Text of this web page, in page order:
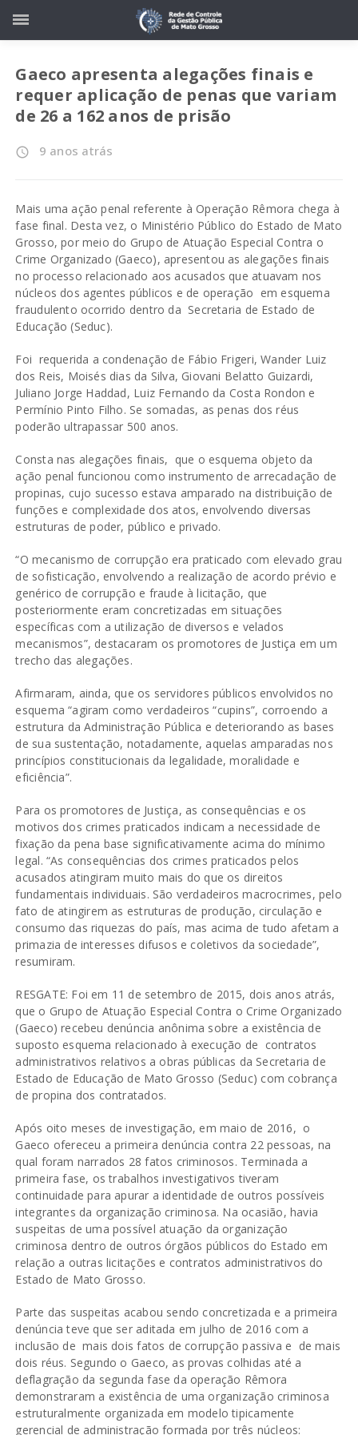
Gaeco apresenta alegações finais e
requer aplicação de penas que variam
de 26 a 162 anos de prisão
access_time 9 anos atrás
Mais uma ação penal referente à Operação Rêmora chega à
fase final. Desta vez, o Ministério Público do Estado de Mato
Grosso, por meio do Grupo de Atuação Especial Contra o
Crime Organizado (Gaeco), apresentou as alegações finais
no processo relacionado aos acusados que atuavam nos
núcleos dos agentes públicos e de operação em esquema
fraudulento ocorrido dentro da Secretaria de Estado de
Educação (Seduc).
Foi requerida a condenação de Fábio Frigeri, Wander Luiz
dos Reis, Moisés dias da Silva, Giovani Belatto Guizardi,
Juliano Jorge Haddad, Luiz Fernando da Costa Rondon e
Permínio Pinto Filho. Se somadas, as penas dos réus
poderão ultrapassar 500 anos.
Consta nas alegações finais, que o esquema objeto da
ação penal funcionou como instrumento de arrecadação de
propinas, cujo sucesso estava amparado na distribuição de
funções e complexidade dos atos, envolvendo diversas
estruturas de poder, público e privado.
“O mecanismo de corrupção era praticado com elevado grau
de sofisticação, envolvendo a realização de acordo prévio e
genérico de corrupção e fraude à licitação, que
posteriormente eram concretizadas em situações
específicas com a utilização de diversos e velados
mecanismos”, destacaram os promotores de Justiça em um
trecho das alegações.
Afirmaram, ainda, que os servidores públicos envolvidos no
esquema “agiram como verdadeiros “cupins”, corroendo a
estrutura da Administração Pública e deteriorando as bases
de sua sustentação, notadamente, aquelas amparadas nos
princípios constitucionais da legalidade, moralidade e
eficiência”.
Para os promotores de Justiça, as consequências e os
motivos dos crimes praticados indicam a necessidade de
fixação da pena base significativamente acima do mínimo
legal. “As consequências dos crimes praticados pelos
acusados atingiram muito mais do que os direitos
fundamentais individuais. São verdadeiros macrocrimes, pelo
fato de atingirem as estruturas de produção, circulação e
consumo das riquezas do país, mas acima de tudo afetam a
primazia de interesses difusos e coletivos da sociedade”,
resumiram.
RESGATE: Foi em 11 de setembro de 2015, dois anos atrás,
que o Grupo de Atuação Especial Contra o Crime Organizado
(Gaeco) recebeu denúncia anônima sobre a existência de
suposto esquema relacionado à execução de contratos
administrativos relativos a obras públicas da Secretaria de
Estado de Educação de Mato Grosso (Seduc) com cobrança
de propina dos contratados.
Após oito meses de investigação, em maio de 2016, o
Gaeco ofereceu a primeira denúncia contra 22 pessoas, na
qual foram narrados 28 fatos criminosos. Terminada a
primeira fase, os trabalhos investigativos tiveram
continuidade para apurar a identidade de outros possíveis
integrantes da organização criminosa. Na ocasião, havia
suspeitas de uma possível atuação da organização
criminosa dentro de outros órgãos públicos do Estado em
relação a outras licitações e contratos administrativos do
Estado de Mato Grosso.
Parte das suspeitas acabou sendo concretizada e a primeira
denúncia teve que ser aditada em julho de 2016 com a
inclusão de mais dois fatos de corrupção passiva e de mais
dois réus. Segundo o Gaeco, as provas colhidas até a
deflagração da segunda fase da operação Rêmora
demonstraram a existência de uma organização criminosa
estruturalmente organizada em modelo tipicamente
gerencial de administração formada por três núcleos: